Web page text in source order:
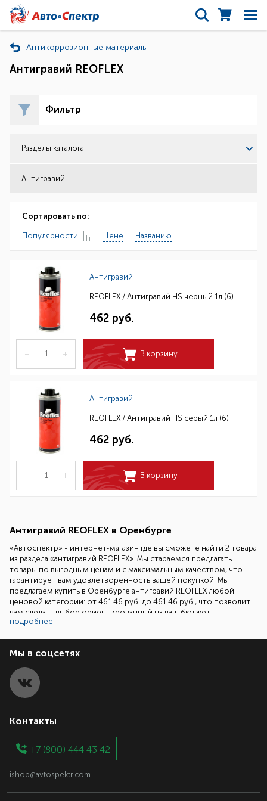
Антикоррозионные материалы
Антигравий REOFLEX
Фильтр
Разделы каталога
Антигравий
Сортировать по:
Популярности Цене Названию
Антигравий
REOFLEX / Антигравий HS черный 1л (6)
462 руб.
– + В корзину
Антигравий
REOFLEX / Антигравий HS серый 1л (6)
462 руб.
– + В корзину
Антигравий REOFLEX в Оренбурге
«Автоспектр» - интернет-магазин где вы сможете найти 2 товара
из раздела «антигравий REOFLEX». Мы стараемся предлагать
товары по выгодным ценам и с максимальным качеством, что
гарантирует вам удовлетворенность вашей покупкой. Мы
предлагаем купить в Оренбурге антигравий REOFLEX любой
ценовой категории: от 461.46 руб. до 461.46 руб., что позволит
вам сделать выбор ориентированный на ваш бюджет.
необходимый товар. Все что вам надо сделать - это позвонить
нам по бесплатному телефонному номеру 8 (800) 700-86-08 и
подробнее
Мы в соцсетях
Контакты
+7 (800) 444 43 42
ishop@avtospektr.com